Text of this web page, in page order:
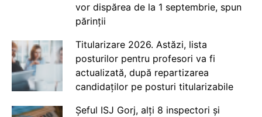
vor dispărea de la 1 septembrie, spun
părinții
Titularizare 2026. Astăzi, lista
posturilor pentru profesori va fi
actualizată, după repartizarea
candidaților pe posturi titularizabile
Șeful ISJ Gorj, alți 8 inspectori și